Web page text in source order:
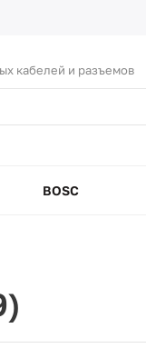
кабелей и разъемов
BOSC